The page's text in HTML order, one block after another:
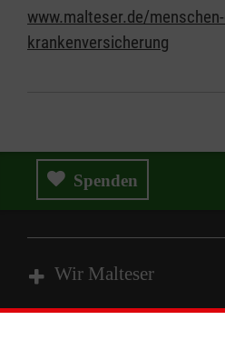
www.malteser.de/
krankenversicherung
Spenden
Wir Malteser